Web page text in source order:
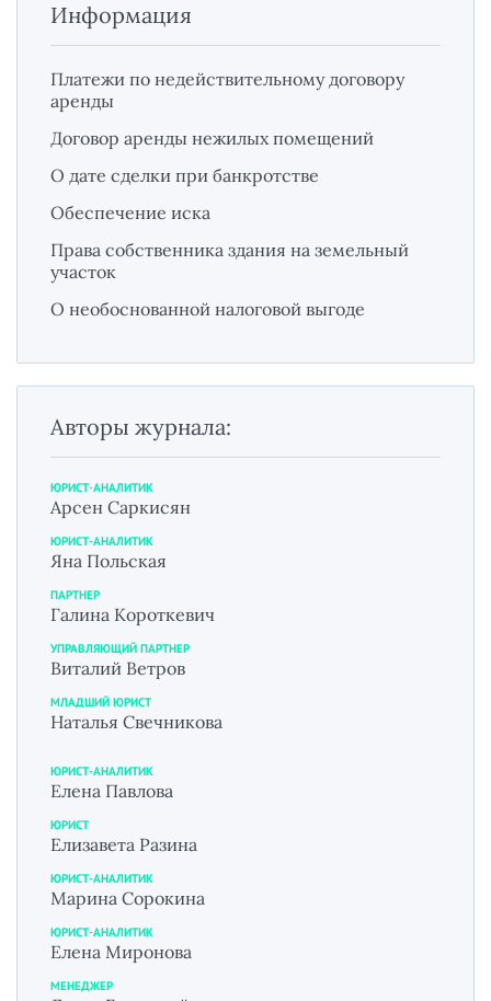
Информация
Платежи по недействительному договору
аренды
Договор аренды нежилых помещений
О дате сделки при банкротстве
Обеспечение иска
Права собственника здания на земельный
участок
О необоснованной налоговой выгоде
Авторы журнала:
ЮРИСТ-АНАЛИТИК
Арсен Саркисян
ЮРИСТ-АНАЛИТИК
Яна Польская
ПАРТНЕР
Галина Короткевич
УПРАВЛЯЮЩИЙ ПАРТНЕР
Виталий Ветров
МЛАДШИЙ ЮРИСТ
Наталья Свечникова
ЮРИСТ-АНАЛИТИК
Елена Павлова
ЮРИСТ
Елизавета Разина
ЮРИСТ-АНАЛИТИК
Марина Сорокина
ЮРИСТ-АНАЛИТИК
Елена Миронова
МЕНЕДЖЕР